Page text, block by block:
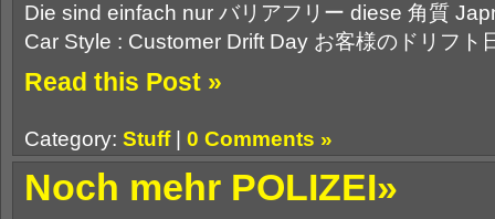
Die sind einfach nur バリアフリー diese 角質
Car Style : Customer Drift Day お客様のドリフ
Read this Post »
Category: Stuff| 0 Comments »
Noch mehr POLIZEI»